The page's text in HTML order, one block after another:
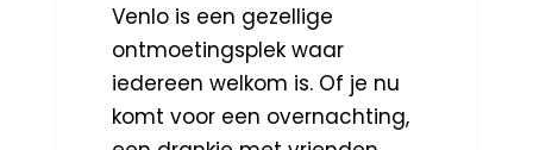
Venlo is een gezellige
ontmoetingsplek waar
iedereen welkom is. Of je nu
komt voor een overnachting,